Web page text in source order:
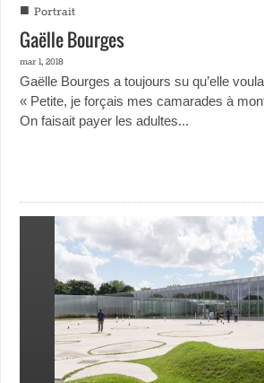
■ Portrait
Gaëlle Bourges
mar 1, 2018
Gaëlle Bourges a toujours su qu’elle
« Petite, je forçais mes camarades à
On faisait payer les adultes...